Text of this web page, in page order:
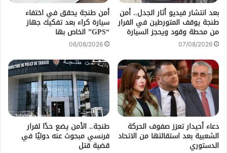
بعد انتشار فيديو أثار الجدل.. أمن
طنجة يوقف المتورطين في الفرار
من محطة وقود ويحجز السيارة
07/08/2026
أمن طنجة يحقق في اختفاء
سيارة كراء بعد تفكيك جهاز
“GPS” الخاص بها
06/08/2026
دعاء أحيدار تعزز صفوف الحركة
الشعبية بعد استقالتها من الاتحاد
الدستوري
طنجة.. الأمن يضع حدًا لفرار
فرنسي مبحوث عنه دوليًا في
قضية قتل